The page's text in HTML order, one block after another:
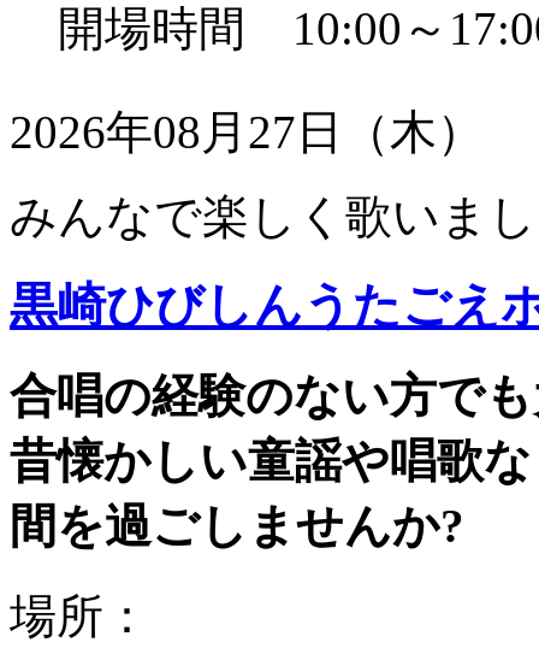
開場時間 10:00～
2026年08月27日（木）
みんなで楽しく歌いま
黒崎ひびしんうたごえ
合唱の経験のない方で
昔懐かしい童謡や唱歌
間を過ごしませんか?
場所：